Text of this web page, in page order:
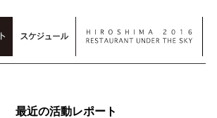
最近の活動レポート